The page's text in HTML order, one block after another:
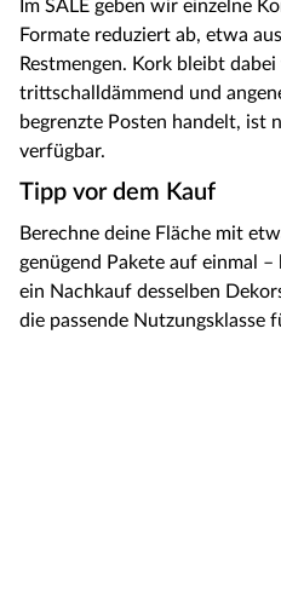
Im SALE geben wir einzelne
Formate reduziert ab, etwa
Restmengen. Kork bleibt
trittschalldämmend und
begrenzte Posten handelt, ist
verfügbar.
Tipp vor dem Kauf
Berechne deine Fläche mit
genügend Pakete auf einmal
ein Nachkauf desselben
die passende Nutzungsklasse